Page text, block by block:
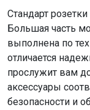
Стандарт
Большая часть
выполнена по
отличается
прослужит вам
аксессуары
безопасности и